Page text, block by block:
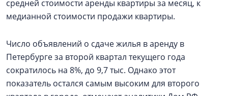
средней стоимости аренды квартиры за месяц, к
медианной стоимости продажи квартиры.
Число объявлений о сдаче жилья в аренду в
Петербурге за второй квартал текущего года
сократилось на 8%, до 9,7 тыс. Однако этот
показатель остался самым высоким для второго